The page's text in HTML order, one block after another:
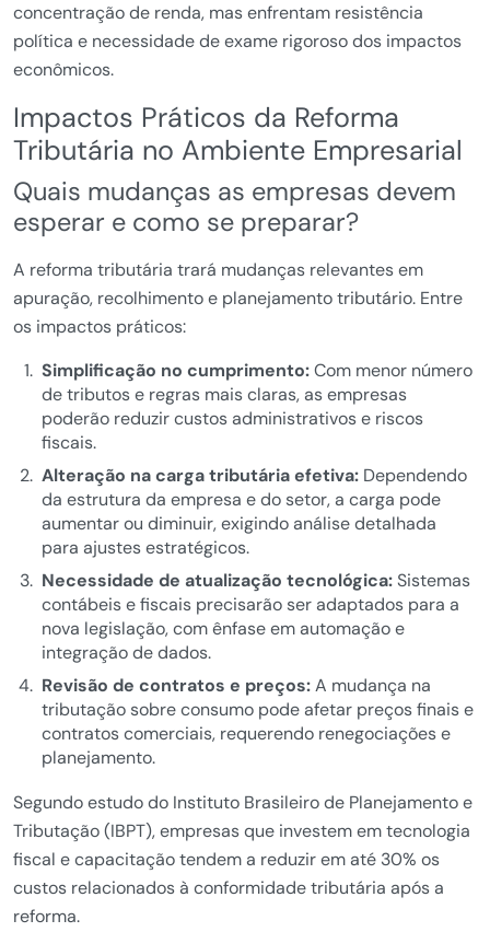
concentração de renda, mas enfrentam resistência
política e necessidade de exame rigoroso dos impactos
econômicos.
Impactos Práticos da Reforma
Tributária no Ambiente Empresarial
Quais mudanças as empresas devem
esperar e como se preparar?
A reforma tributária trará mudanças relevantes em
apuração, recolhimento e planejamento tributário. Entre
os impactos práticos:
Simplificação no cumprimento:Com menor número
de tributos e regras mais claras, as empresas
poderão reduzir custos administrativos e riscos
fiscais.
Alteração na carga tributária efetiva:Dependendo
da estrutura da empresa e do setor, a carga pode
aumentar ou diminuir, exigindo análise detalhada
para ajustes estratégicos.
Necessidade de atualização tecnológica:Sistemas
contábeis e fiscais precisarão ser adaptados para a
nova legislação, com ênfase em automação e
integração de dados.
Revisão de contratos e preços:A mudança na
tributação sobre consumo pode afetar preços finais e
contratos comerciais, requerendo renegociações e
planejamento.
Segundo estudo do Instituto Brasileiro de Planejamento e
Tributação (IBPT), empresas que investem em tecnologia
fiscal e capacitação tendem a reduzir em até 30% os
custos relacionados à conformidade tributária após a
reforma.